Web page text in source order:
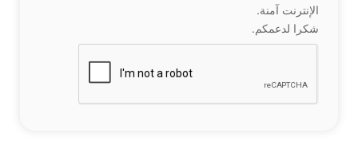
الإنترنت آمنة.
شكرا لدعمكم.